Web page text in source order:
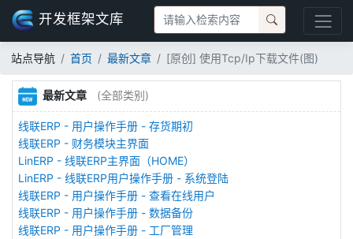
开发框架文库
站点导航 首页 最新文章 [原创] 使用Tcp/Ip下载文件(图)
最新文章 (全部类别)
线联ERP - 用户操作手册 - 存货期初
线联ERP - 财务模块主界面
LinERP - 线联ERP主界面（HOME）
LinERP - 线联ERP用户操作手册 - 系统登陆
线联ERP - 用户操作手册 - 查看在线用户
线联ERP - 用户操作手册 - 数据备份
线联ERP - 用户操作手册 - 工厂管理